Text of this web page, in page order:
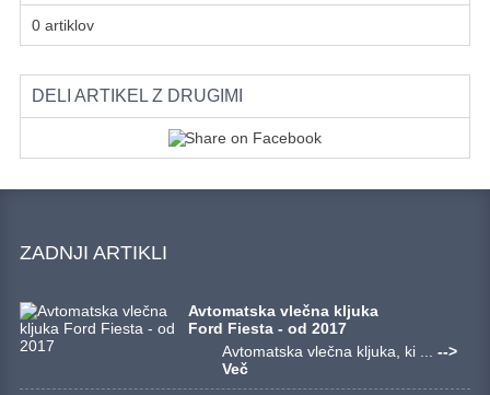
0 artiklov
DELI ARTIKEL Z DRUGIMI
ZADNJI ARTIKLI
Avtomatska vlečna kljuka
Ford Fiesta - od 2017
Avtomatska vlečna kljuka, ki ...-->
Več